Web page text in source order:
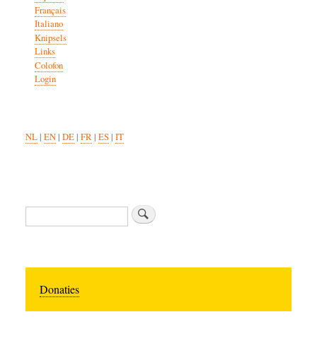
Français
Italiano
Knipsels
Links
Colofon
Login
NL| EN| DE| FR| ES| IT
Zoeken
Donaties